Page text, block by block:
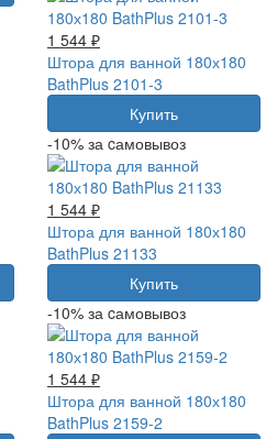
1 544 ₽
Штора для ванной 180х180
BathPlus 2101-3
Купить
-10% за cамовывоз
1 544 ₽
Штора для ванной 180х180
BathPlus 21133
Купить
-10% за cамовывоз
1 544 ₽
Штора для ванной 180х180
BathPlus 2159-2